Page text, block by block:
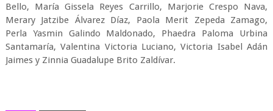
Bello, María Gissela Reyes Carrillo, Marjorie Crespo Nava,
Merary Jatzibe Álvarez Díaz, Paola Merit Zepeda Zamago,
Perla Yasmin Galindo Maldonado, Phaedra Paloma Urbina
Santamaría, Valentina Victoria Luciano, Victoria Isabel Adán
Jaimes y Zinnia Guadalupe Brito Zaldívar.